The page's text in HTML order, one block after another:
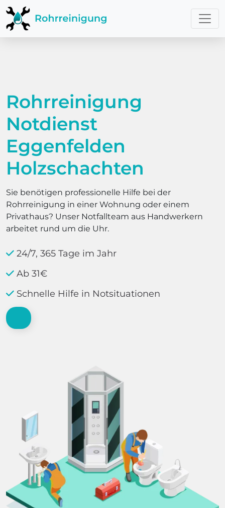
Rohrreinigung
Notdienst
Eggenfelden
Holzschachten
Sie benötigen professionelle Hilfe bei der
Rohrreinigung in einer Wohnung oder einem
Privathaus? Unser Notfallteam aus Handwerkern
arbeitet rund um die Uhr.
24/7, 365 Tage im Jahr
Ab 31€
Schnelle Hilfe in Notsituationen